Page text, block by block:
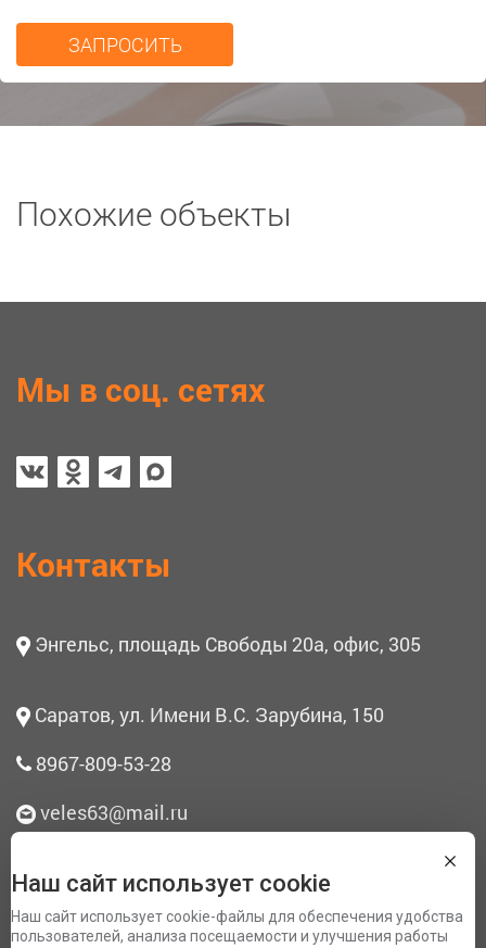
Похожие объекты
Мы в соц. сетях
Контакты
Энгельс, площадь Свободы 20а, офис, 305
Саратов, ул. Имени В.С. Зарубина, 150
8967-809-53-28
veles63@mail.ru
О нас
Согласие на обработку персональных данных
Наш сайт использует cookie
Наш сайт использует cookie-файлы для обеспечения удобства
пользователей, анализа посещаемости и улучшения работы